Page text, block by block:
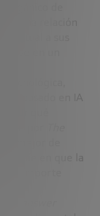
de
a sus
en un
tecnológica,
basado en IA
qué
por
en que la